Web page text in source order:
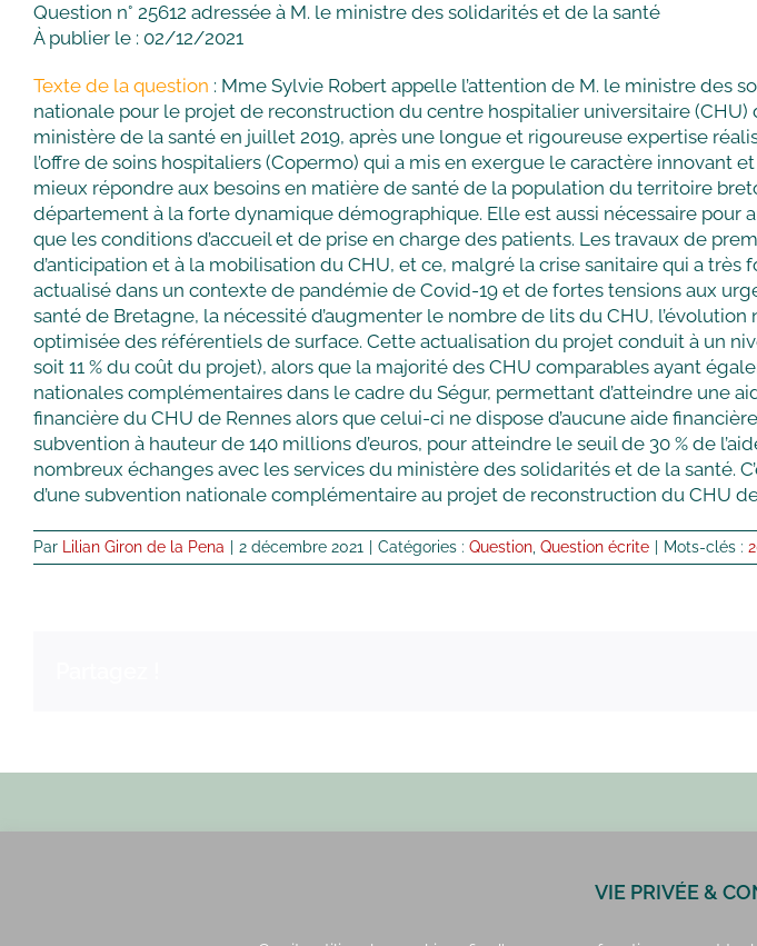
Question n° 25612 adressée à M. le ministre des solidarités et de la santé
À publier le : 02/12/2021
Texte de la question : Mme Sylvie Robert appelle l’attention de M. le ministre
nationale pour le projet de reconstruction du centre hospitalier universitaire
ministère de la santé en juillet 2019, après une longue et rigoureuse expertise
l’offre de soins hospitaliers (Copermo) qui a mis en exergue le caractère
mieux répondre aux besoins en matière de santé de la population du territoire
département à la forte dynamique démographique. Elle est aussi nécessaire
que les conditions d’accueil et de prise en charge des patients. Les travaux de
d’anticipation et à la mobilisation du CHU, et ce, malgré la crise sanitaire qui a
actualisé dans un contexte de pandémie de Covid-19 et de fortes tensions aux
santé de Bretagne, la nécessité d’augmenter le nombre de lits du CHU,
optimisée des référentiels de surface. Cette actualisation du projet conduit à un
soit 11 % du coût du projet), alors que la majorité des CHU comparables ayant
nationales complémentaires dans le cadre du Ségur, permettant d’atteindre une
financière du CHU de Rennes alors que celui-ci ne dispose d’aucune aide
subvention à hauteur de 140 millions d’euros, pour atteindre le seuil de 30 % de
nombreux échanges avec les services du ministère des solidarités et de la santé.
d’une subvention nationale complémentaire au projet de reconstruction du CHU
Par Lilian Giron de la Pena 2 décembre 2021 Catégories : Question Question écrite Mots-clés :
VIE PRIVÉE &